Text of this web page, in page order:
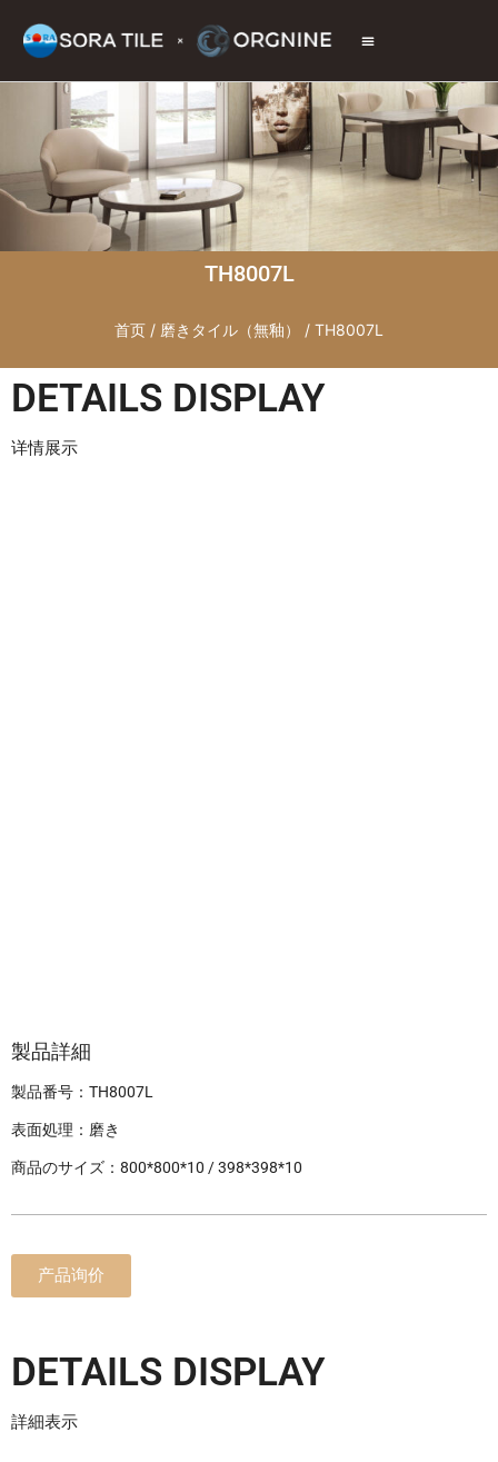
TH8007L
首页 / 磨きタイル（無釉） / TH8007L
DETAILS DISPLAY
详情展示
製品詳細
製品番号：TH8007L
表面処理：磨き
商品のサイズ：800*800*10 / 398*398*10
产品询价
DETAILS DISPLAY
詳細表示